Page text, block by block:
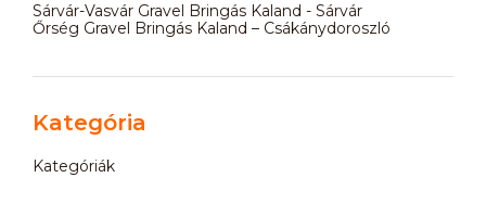
Sárvár-Vasvár Gravel Bringás Kaland - Sárvár
Őrség Gravel Bringás Kaland – Csákánydoroszló
Kategória
Kategóriák